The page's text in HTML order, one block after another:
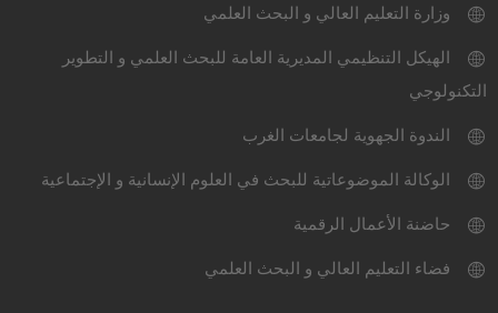
وزارة التعليم العالي و البحث العلمي
الهيكل التنظيمي المديرية العامة للبحث العلمي و التطوير
التكنولوجي
الندوة الجهوية لجامعات الغرب
الوكالة الموضوعاتية للبحث في العلوم الإنسانية و الإجتماعية
حاضنة الأعمال الرقمية
فضاء التعليم العالي و البحث العلمي